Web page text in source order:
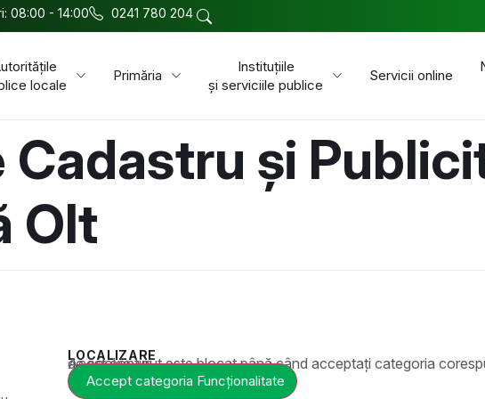
08:00 - 14:00 0241 780 204
locale
Primăria
Instituțiile
și serviciile publice
Servicii online
Cadastru și
Olt
LOCALIZARE
Acest conținut este blocat până când acceptați categoria corespunzătoare de cookie-uri.
Accept categoria Funcționalitate